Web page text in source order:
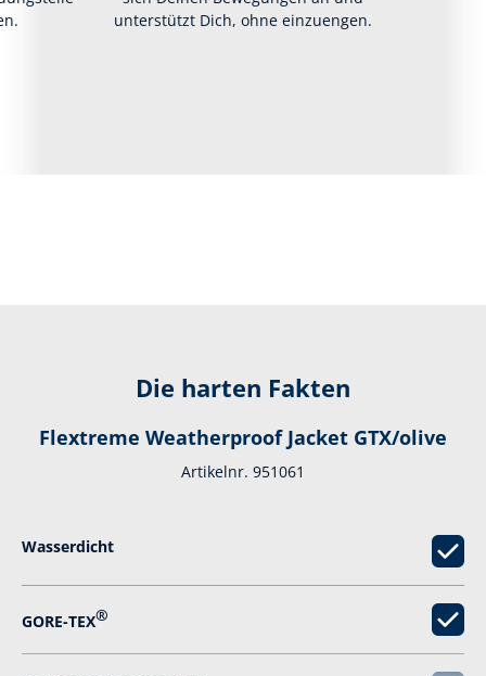
unterstützt Dich, ohne einzuengen.
Die harten Fakten
Flextreme Weatherproof Jacket GTX/olive
Artikelnr. 951061
Wasserdicht
GORE-TEX®